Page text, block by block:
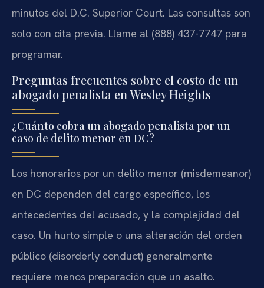
minutos del D.C. Superior Court. Las consultas son
solo con cita previa. Llame al (888) 437-7747 para
programar.
Preguntas frecuentes sobre el costo de un
abogado penalista en Wesley Heights
¿Cuánto cobra un abogado penalista por un
caso de delito menor en DC?
Los honorarios por un delito menor (misdemeanor)
en DC dependen del cargo específico, los
antecedentes del acusado, y la complejidad del
caso. Un hurto simple o una alteración del orden
público (disorderly conduct) generalmente
requiere menos preparación que un asalto.